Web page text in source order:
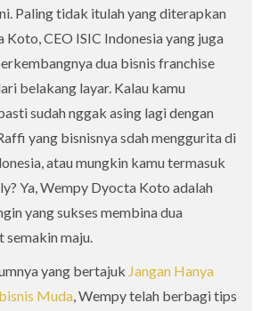
Paling tidak itulah yang diterapkan
CEO ISIC Indonesia yang juga
dua bisnis franchise
belakang layar. Kalau kamu
sudah nggak asing lagi dengan
yang bisnisnya sdah menggurita di
atau mungkin kamu termasuk
Ya, Wempy Dyocta Koto adalah
yang sukses membina dua
semakin maju.
yang bertajuk Jangan Hanya
Muda, Wempy telah berbagi tips